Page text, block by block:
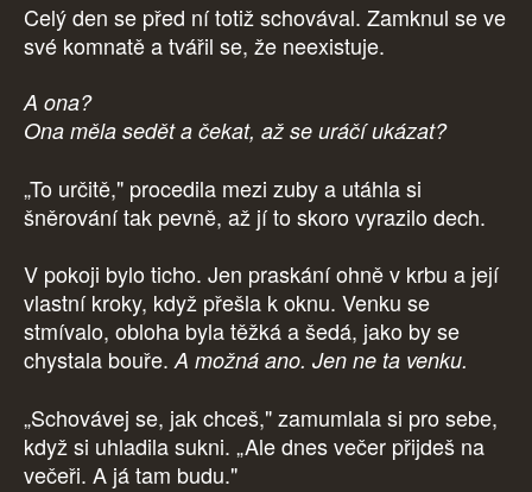
Celý den se před ní totiž schovával. Zamknul se ve
své komnatě a tvářil se, že neexistuje.
A ona?
Ona měla sedět a čekat, až se uráčí ukázat?
„To určitě," procedila mezi zuby a utáhla si
šněrování tak pevně, až jí to skoro vyrazilo dech.
V pokoji bylo ticho. Jen praskání ohně v krbu a její
vlastní kroky, když přešla k oknu. Venku se
stmívalo, obloha byla těžká a šedá, jako by se
chystala bouře.A možná ano. Jen ne ta venku.
„Schovávej se, jak chceš," zamumlala si pro sebe,
když si uhladila sukni. „Ale dnes večer přijdeš na
večeři. A já tam budu."